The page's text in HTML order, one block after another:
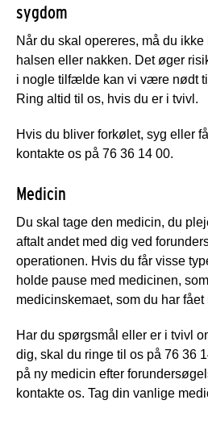
sygdom
Når du skal opereres, må du
halsen eller nakken. Det øger
i nogle tilfælde kan vi være nødt
Ring altid til os, hvis du er i tvivl.
Hvis du bliver forkølet, syg eller
kontakte os på 76 36 14 00.
Medicin
Du skal tage den medicin, du
aftalt andet med dig ved
operationen. Hvis du får visse
holde pause med medicinen,
medicinskemaet, som du har fået
Har du spørgsmål eller er i tvivl
dig, skal du ringe til os på 76 36
på ny medicin efter
kontakte os. Tag din vanlige